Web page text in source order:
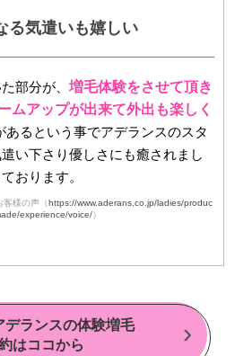
る気遣いも嬉しい
部分が、 増毛体験をさせて頂き
ムアップが出来て外出も楽しく
あるという事でアデランスのスタ
い下さり優しさにも癒されまし
おります。
様の声（https://www.aderans.co.jp/ladies/produc
experience/voice/）
デランスの体験増毛
はココから